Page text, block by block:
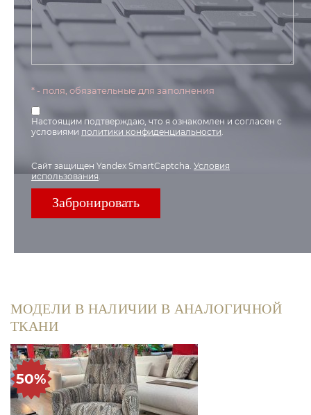
* - поля, обязательные для заполнения
Настоящим подтверждаю, что я ознакомлен и согласен с
условиями политики конфиденциальности.
Сайт защищен Yandex SmartCaptcha. Условия
использования.
МОДЕЛИ В НАЛИЧИИ В АНАЛОГИЧНОЙ
ТКАНИ
50%